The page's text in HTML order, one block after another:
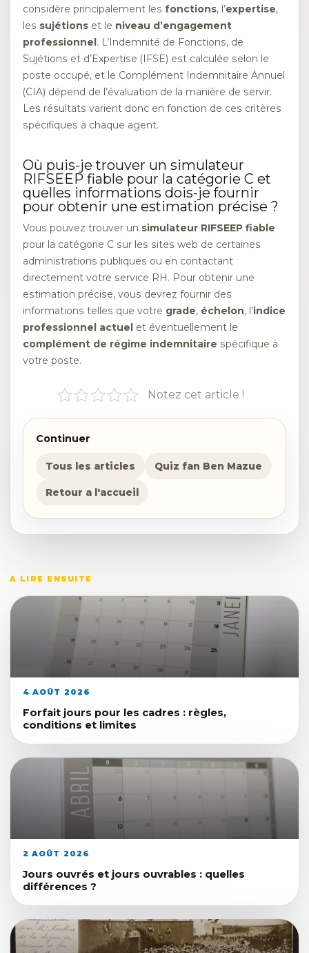
considère principalement les fonctions, l’expertise,
les sujétions et le niveau d’engagement
professionnel. L’Indemnité de Fonctions, de
Sujétions et d’Expertise (IFSE) est calculée selon le
poste occupé, et le Complément Indemnitaire Annuel
(CIA) dépend de l’évaluation de la manière de servir.
Les résultats varient donc en fonction de ces critères
spécifiques à chaque agent.
Où puis-je trouver un simulateur
RIFSEEP fiable pour la catégorie C et
quelles informations dois-je fournir
pour obtenir une estimation précise ?
Vous pouvez trouver un simulateur RIFSEEP fiable
pour la catégorie C sur les sites web de certaines
administrations publiques ou en contactant
directement votre service RH. Pour obtenir une
estimation précise, vous devrez fournir des
informations telles que votre grade, échelon, l’indice
professionnel actuel et éventuellement le
complément de régime indemnitaire spécifique à
votre poste.
Notez cet article !
Continuer
Tous les articles Quiz fan Ben Mazue
Retour a l'accueil
A LIRE ENSUITE
4 AOÛT 2026
Forfait jours pour les cadres : règles,
conditions et limites
2 AOÛT 2026
Jours ouvrés et jours ouvrables : quelles
différences ?